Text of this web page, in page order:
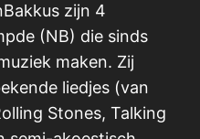
zijn 4
(NB) die sinds
maken. Zij
liedjes (van
Stones, Talking